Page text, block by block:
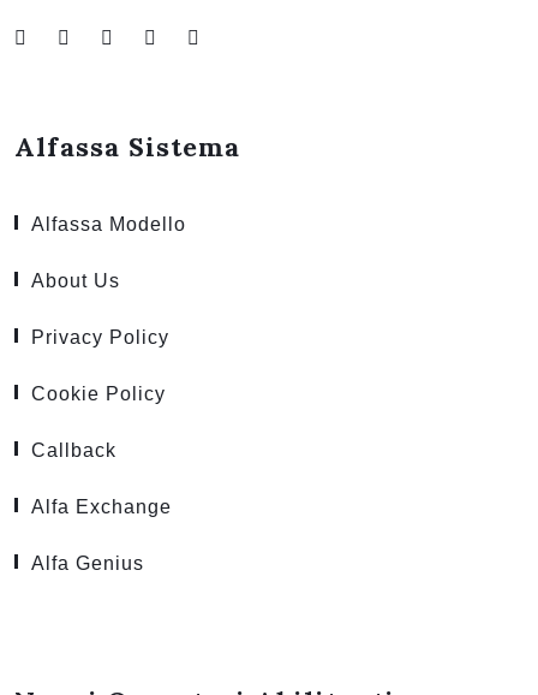
Alfassa Sistema
Alfassa Modello
About Us
Privacy Policy
Cookie Policy
Callback
Alfa Exchange
Alfa Genius